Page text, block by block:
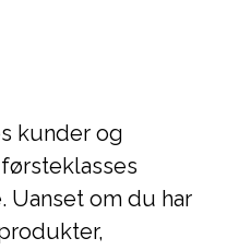
kunder og
om du har